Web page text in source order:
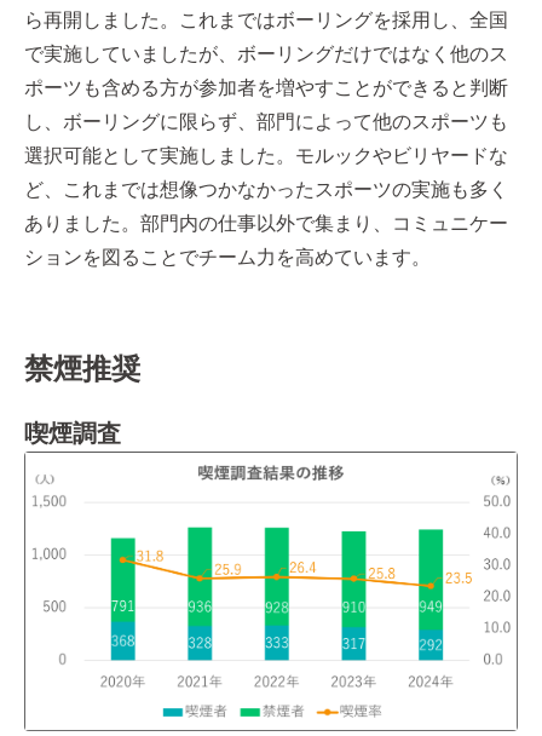
ら再開しました。これまではボーリングを採用し、全国
で実施していましたが、ボーリングだけではなく他のス
ポーツも含める方が参加者を増やすことができると判断
し、ボーリングに限らず、部門によって他のスポーツも
選択可能として実施しました。モルックやビリヤードな
ど、これまでは想像つかなかったスポーツの実施も多く
ありました。部門内の仕事以外で集まり、コミュニケー
ションを図ることでチーム力を高めています。
禁煙推奨
喫煙調査